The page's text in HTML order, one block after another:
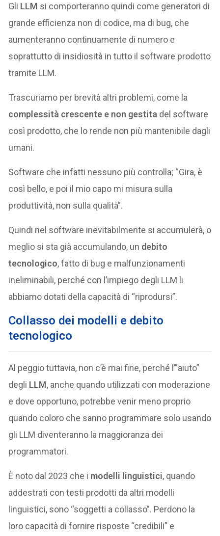
Gli LLM si comporteranno quindi come generatori di
grande efficienza non di codice, ma di bug, che
aumenteranno continuamente di numero e
soprattutto di insidiosità in tutto il software prodotto
tramite LLM.
Trascuriamo per brevità altri problemi, come la
complessità crescente e non gestita del software
così prodotto, che lo rende non più mantenibile dagli
umani.
Software che infatti nessuno più controlla; “Gira, è
così bello, e poi il mio capo mi misura sulla
produttività, non sulla qualità”.
Quindi nel software inevitabilmente si accumulerà, o
meglio si sta già accumulando, un debito
tecnologico, fatto di bug e malfunzionamenti
ineliminabili, perché con l’impiego degli LLM li
abbiamo dotati della capacità di “riprodursi”.
Collasso dei modelli e debito
tecnologico
Al peggio tuttavia, non c’è mai fine, perché l’”aiuto”
degli LLM, anche quando utilizzati con moderazione
e dove opportuno, potrebbe venir meno proprio
quando coloro che sanno programmare solo usando
gli LLM diventeranno la maggioranza dei
programmatori.
È noto dal 2023 che i modelli linguistici, quando
addestrati con testi prodotti da altri modelli
linguistici, sono “soggetti a collasso”. Perdono la
loro capacità di fornire risposte “credibili” e